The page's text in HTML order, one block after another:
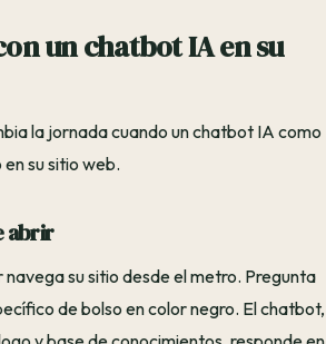
un chatbot IA en su
la jornada cuando un chatbot IA como
su sitio web.
abrir
su sitio desde el metro. Pregunta
de bolso en color negro. El chatbot,